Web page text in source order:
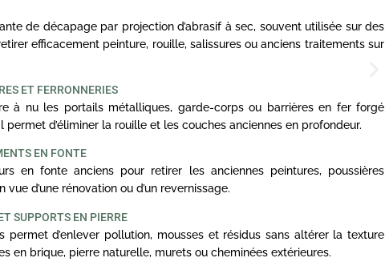
de décapage par projection d’abrasif à sec, souvent utilisée sur des
efficacement peinture, rouille, salissures ou anciens traitements sur
ET FERRONNERIES
à nu les portails métalliques, garde-corps ou barrières en fer forgé
d’éliminer la rouille et les couches anciennes en profondeur.
EN FONTE
en fonte anciens pour retirer les anciennes peintures, poussières
d’une rénovation ou d’un revernissage.
SUPPORTS EN PIERRE
permet d’enlever pollution, mousses et résidus sans altérer la texture
en brique, pierre naturelle, murets ou cheminées extérieures.